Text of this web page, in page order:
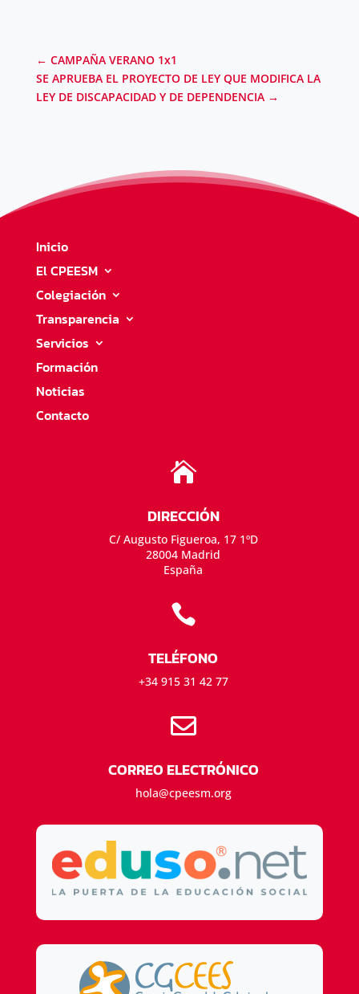
← CAMPAÑA VERANO 1x1
SE APRUEBA EL PROYECTO DE LEY QUE MODIFICA LA
LEY DE DISCAPACIDAD Y DE DEPENDENCIA→
Inicio
El CPEESM
Colegiación
Transparencia
Servicios
Formación
Noticias
Contacto

DIRECCIÓN
C/ Augusto Figueroa, 17 1ºD
28004 Madrid
España

TELÉFONO
+34 915 31 42 77

CORREO ELECTRÓNICO
hola@cpeesm.org